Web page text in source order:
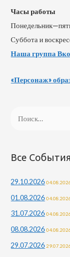
Часы работы
Суббота и
Наша группа
«Персонаж»
т
:
Все События
29.10.2026
01.08.2026
31.07.2026
08.08.2026
29.07.2026